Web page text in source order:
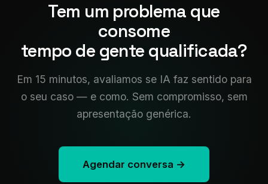
Tem um problema que
consome
tempo de gente qualificada?
Em 15 minutos, avaliamos se IA faz sentido para
o seu caso — e como. Sem compromisso, sem
apresentação genérica.
Agendar conversa →